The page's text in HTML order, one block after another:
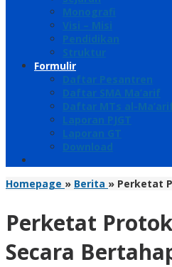
Monografi
Visi – Misi
Pendidikan
Struktur
Formulir
Daftar Pesantren
Daftar SMA Ma’arif
Daftar MTs al-
Laporan PJGT
Laporan GT
Download
Homepage » Berita » Perketat
Perketat
Secara